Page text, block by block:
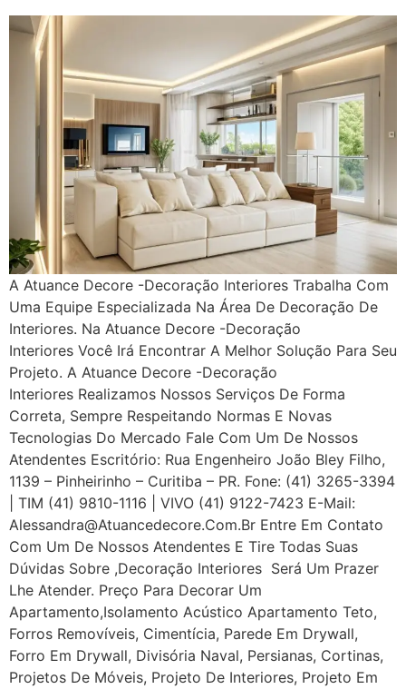
A Atuance Decore -Decoração Interiores Trabalha Com
Uma Equipe Especializada Na Área De Decoração De
Interiores. Na Atuance Decore -Decoração
Interiores Você Irá Encontrar A Melhor Solução Para Seu
Projeto. A Atuance Decore -Decoração
Interiores Realizamos Nossos Serviços De Forma
Correta, Sempre Respeitando Normas E Novas
Tecnologias Do Mercado Fale Com Um De Nossos
Atendentes Escritório: Rua Engenheiro João Bley Filho,
1139 – Pinheirinho – Curitiba – PR. Fone: (41) 3265-3394
| TIM (41) 9810-1116 | VIVO (41) 9122-7423 E-Mail:
Alessandra@atuancedecore.com.br Entre Em Contato
Com Um De Nossos Atendentes E Tire Todas Suas
Dúvidas Sobre ,Decoração Interiores Será Um Prazer
Lhe Atender. Preço Para Decorar Um
Apartamento,Isolamento Acústico Apartamento Teto,
Forros Removíveis, Cimentícia, Parede Em Drywall,
Forro Em Drywall, Divisória Naval, Persianas, Cortinas,
Projetos De Móveis, Projeto De Interiores, Projeto Em